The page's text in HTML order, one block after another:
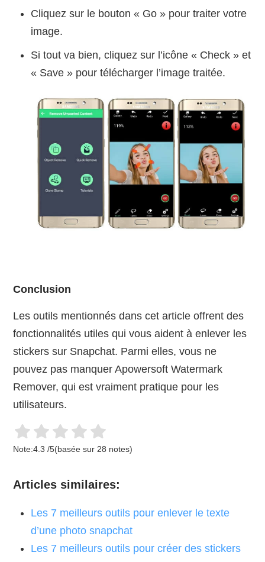
Cliquez sur le bouton « Go » pour traiter votre
image.
Si tout va bien, cliquez sur l’icône « Check » et
« Save » pour télécharger l’image traitée.
Conclusion
Les outils mentionnés dans cet article offrent des
fonctionnalités utiles qui vous aident à enlever les
stickers sur Snapchat. Parmi elles, vous ne
pouvez pas manquer Apowersoft Watermark
Remover, qui est vraiment pratique pour les
utilisateurs.
Note:4.3 /5(basée sur28 notes)
Articles similaires:
Les 7 meilleurs outils pour enlever le texte
d’une photo snapchat
Les 7 meilleurs outils pour créer des stickers